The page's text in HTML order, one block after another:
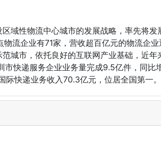
域性物流中心城市的发展战略，率先将
流企业有71家，营收超百亿元的物流企
城市，依托良好的互联网产业基础，近
快递服务企业业务量完成9.5亿件，同
快递业务收入70.3亿元，位居全国第一。